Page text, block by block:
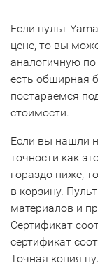
Если пульт
цене, то вы
аналогичную
есть обширная
постараемся
стоимости.
Если вы нашли
точности как
гораздо ниже,
в корзину.
материалов и
Сертификат
сертификат
Точная копия